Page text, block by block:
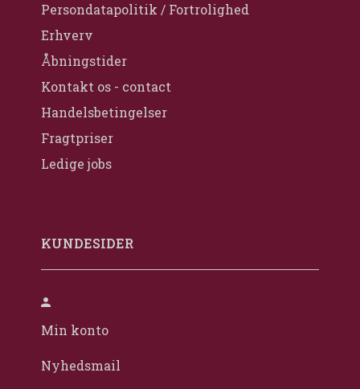
Persondatapolitik / Fortrolighed
Erhverv
Åbningstider
Kontakt os - contact
Handelsbetingelser
Fragtpriser
Ledige jobs
KUNDESIDER
Min konto
Nyhedsmail